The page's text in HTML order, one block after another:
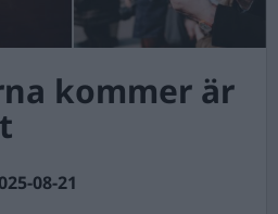
kommer är
08-21